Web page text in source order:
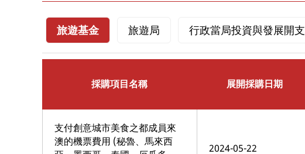
旅遊基金 旅遊局 行政當局投資與發展開
採購項目名稱 展開採購日期
支付創意城市美食之都成員來
澳的機票費用 (秘魯、馬來西
2024-05-22